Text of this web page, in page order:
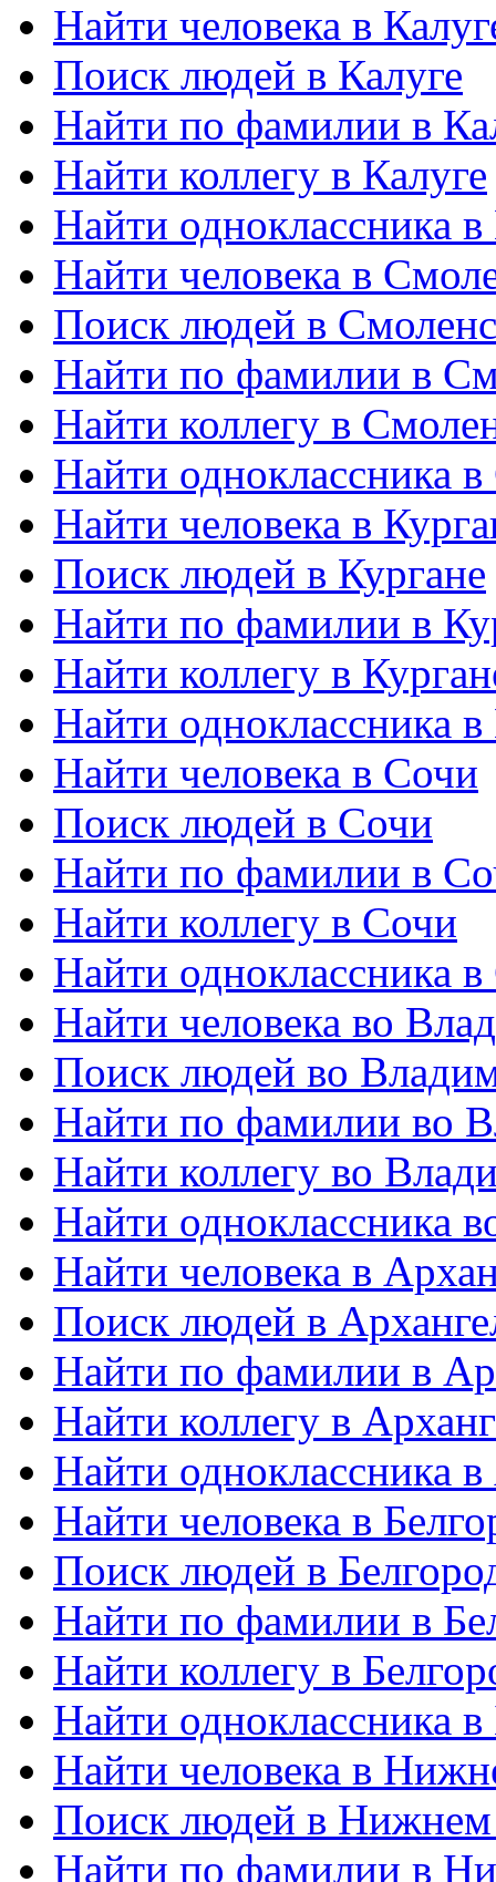
Найти человека в
Поиск людей в Калуге
Найти по фамилии в
Найти коллегу в Калуге
Найти одноклассника в
Найти человека в
Поиск людей в
Найти по фамилии в
Найти коллегу в
Найти одноклассника
Найти человека в
Поиск людей в Кургане
Найти по фамилии в
Найти коллегу в
Найти одноклассника в
Найти человека в Сочи
Поиск людей в Сочи
Найти по фамилии в
Найти коллегу в Сочи
Найти одноклассника
Найти человека во
Поиск людей во
Найти по фамилии во
Найти коллегу во
Найти одноклассника
Найти человека в
Поиск людей в
Найти по фамилии в
Найти коллегу в
Найти одноклассника в
Найти человека в
Поиск людей в
Найти по фамилии в
Найти коллегу в
Найти одноклассника в
Найти человека в
Поиск людей в Нижнем
Найти по фамилии в